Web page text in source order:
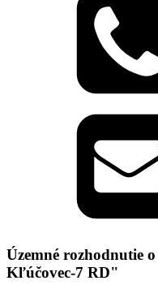
Územné rozhodnutie
Kľúčovec-7 RD"